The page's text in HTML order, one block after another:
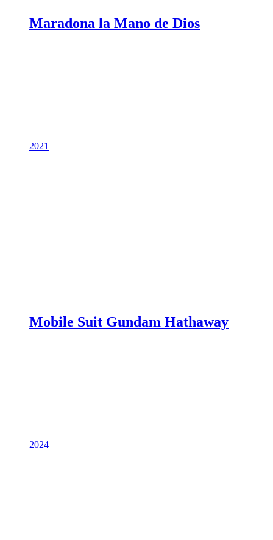
Maradona la Mano de Dios
2021
Mobile Suit Gundam Hathaway
2024